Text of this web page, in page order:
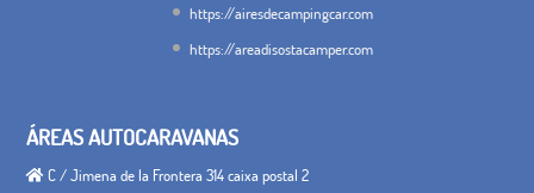
https://airesdecampingcar.com
https://areadisostacamper.com
ÁREAS AUTOCARAVANAS
C / Jimena de la Frontera 314 caixa postal 2